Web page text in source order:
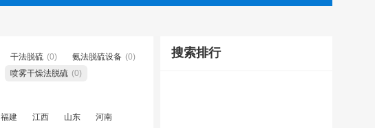
干法脱硫 (0) 氨法脱硫设备 (0)
喷雾干燥法脱硫 (0)
福建 江西 山东
河南
搜索排行